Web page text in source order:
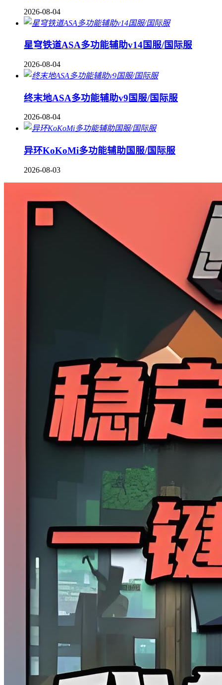
2026-08-04
星穹铁道ASA多功能辅助v14国服/国际服
2026-08-04
终末地ASA多功能辅助v9国服/国际服
2026-08-04
异环KoKoMi多功能辅助国服/国际服
2026-08-03